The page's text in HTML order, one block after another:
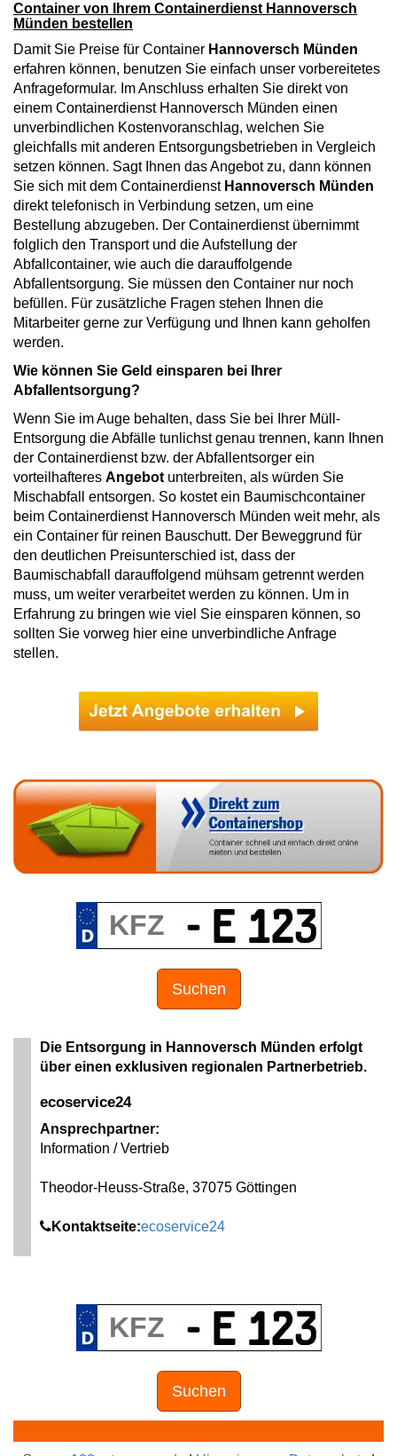
Container von Ihrem Containerdienst Hannoversch
Münden bestellen
Damit Sie Preise für Container Hannoversch Münden
erfahren können, benutzen Sie einfach unser vorbereitetes
Anfrageformular. Im Anschluss erhalten Sie direkt von
einem Containerdienst Hannoversch Münden einen
unverbindlichen Kostenvoranschlag, welchen Sie
gleichfalls mit anderen Entsorgungsbetrieben in Vergleich
setzen können. Sagt Ihnen das Angebot zu, dann können
Sie sich mit dem Containerdienst Hannoversch Münden
direkt telefonisch in Verbindung setzen, um eine
Bestellung abzugeben. Der Containerdienst übernimmt
folglich den Transport und die Aufstellung der
Abfallcontainer, wie auch die darauffolgende
Abfallentsorgung. Sie müssen den Container nur noch
befüllen. Für zusätzliche Fragen stehen Ihnen die
Mitarbeiter gerne zur Verfügung und Ihnen kann geholfen
werden.
Wie können Sie Geld einsparen bei Ihrer
Abfallentsorgung?
Wenn Sie im Auge behalten, dass Sie bei Ihrer Müll-
Entsorgung die Abfälle tunlichst genau trennen, kann Ihnen
der Containerdienst bzw. der Abfallentsorger ein
vorteilhafteres Angebot unterbreiten, als würden Sie
Mischabfall entsorgen. So kostet ein Baumischcontainer
beim Containerdienst Hannoversch Münden weit mehr, als
ein Container für reinen Bauschutt. Der Beweggrund für
den deutlichen Preisunterschied ist, dass der
Baumischabfall darauffolgend mühsam getrennt werden
muss, um weiter verarbeitet werden zu können. Um in
Erfahrung zu bringen wie viel Sie einsparen können, so
sollten Sie vorweg hier eine unverbindliche Anfrage
stellen.
Suchen
Die Entsorgung in Hannoversch Münden erfolgt
über einen exklusiven regionalen Partnerbetrieb.
ecoservice24
Ansprechpartner:
Information / Vertrieb
Theodor-Heuss-Straße, 37075 Göttingen
Kontaktseite:ecoservice24
Suchen